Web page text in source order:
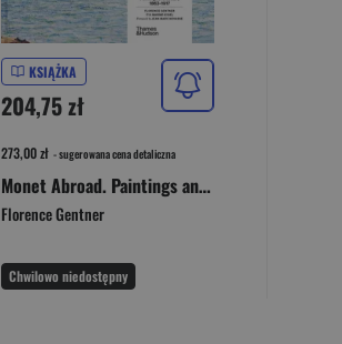
KSIĄŻKA
204,75 zł
273,00 zł - sugerowana cena detaliczna
Monet Abroad. Paintings and Letters 1863-1917
Florence Gentner
Chwilowo niedostępny